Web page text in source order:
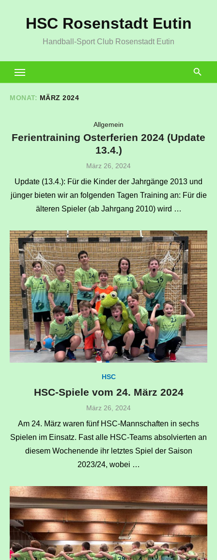
HSC Rosenstadt Eutin
Handball-Sport Club Rosenstadt Eutin
MONAT: MÄRZ 2024
Allgemein
Ferientraining Osterferien 2024 (Update
13.4.)
Veröffentlicht
März 26, 2024
Update (13.4.): Für die Kinder der Jahrgänge 2013 und
jünger bieten wir an folgenden Tagen Training an: Für die
älteren Spieler (ab Jahrgang 2010) wird …
HSC
HSC-Spiele vom 24. März 2024
Veröffentlicht
März 26, 2024
Am 24. März waren fünf HSC-Mannschaften in sechs
Spielen im Einsatz. Fast alle HSC-Teams absolvierten an
diesem Wochenende ihr letztes Spiel der Saison
2023/24, wobei …